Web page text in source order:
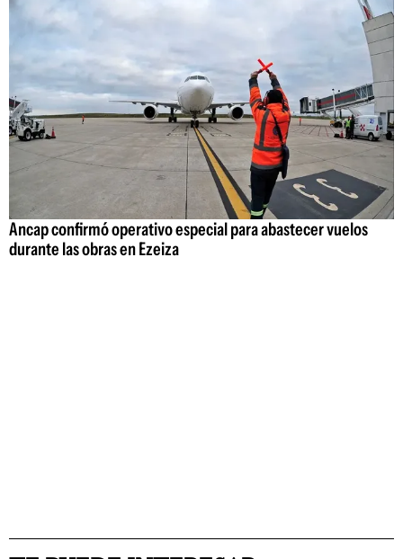
Ancap confirmó operativo especial para abastecer vuelos
durante las obras en Ezeiza